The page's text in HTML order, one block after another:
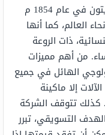
تأسست هذه الشركة على يد لويس فويتون في عام 1854 م
العالم، كما أنها
ذات الروعة
من أهم مميزات
الهائل في جميع
إلا ماكينة
كذلك تتوقف الشركة
التسويقي، تبرر